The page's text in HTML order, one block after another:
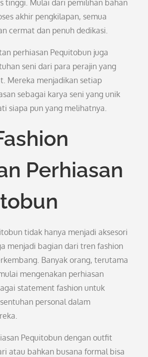
tinggi. Mulai dari pemilihan bahan
akhir pengkilapan, semua
cermat dan penuh dedikasi.
perhiasan Pequitobun juga
seni dari para perajin yang
Mereka menjadikan setiap
sebagai karya seni yang unik
siapa pun yang melihatnya.
Perhiasan
tidak hanya menjadi aksesori
menjadi bagian dari tren fashion
Banyak orang, terutama
mengenakan perhiasan
statement fashion untuk
personal dalam
Pequitobun dengan outfit
atau bahkan busana formal bisa